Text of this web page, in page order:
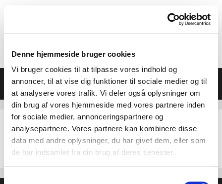
Denne hjemmeside bruger cookies
Vi bruger cookies til at tilpasse vores indhold og
annoncer, til at vise dig funktioner til sociale medier og til
at analysere vores trafik. Vi deler også oplysninger om
din brug af vores hjemmeside med vores partnere inden
for sociale medier, annonceringspartnere og
analysepartnere. Vores partnere kan kombinere disse
data med andre oplysninger, du har givet dem, eller som
de har indsamlet fra din brug af deres tjenester.
Samtykkevalg
indhold
Menu
Vilkår_2025_Horsens (1)